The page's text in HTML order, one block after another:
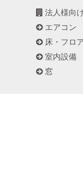
法人様向
エアコン
床・フロ
室内設備
窓